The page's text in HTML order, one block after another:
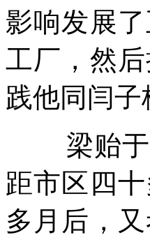
影响发展
工厂，然
践他同闫子
梁贻
距市区四
多月后，